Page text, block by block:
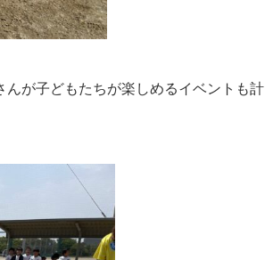
が子どもたちが楽しめるイベントも計